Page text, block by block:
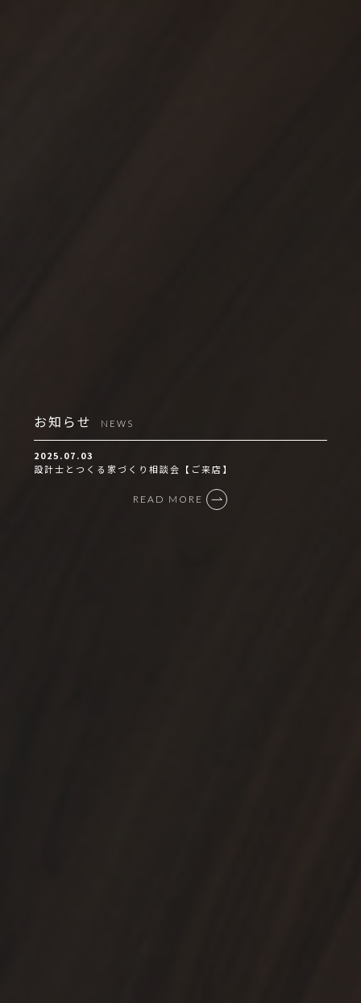
お知らせ NEWS
2025.07.03
設計士とつくる家づくり相談会【ご来店】
READ MORE